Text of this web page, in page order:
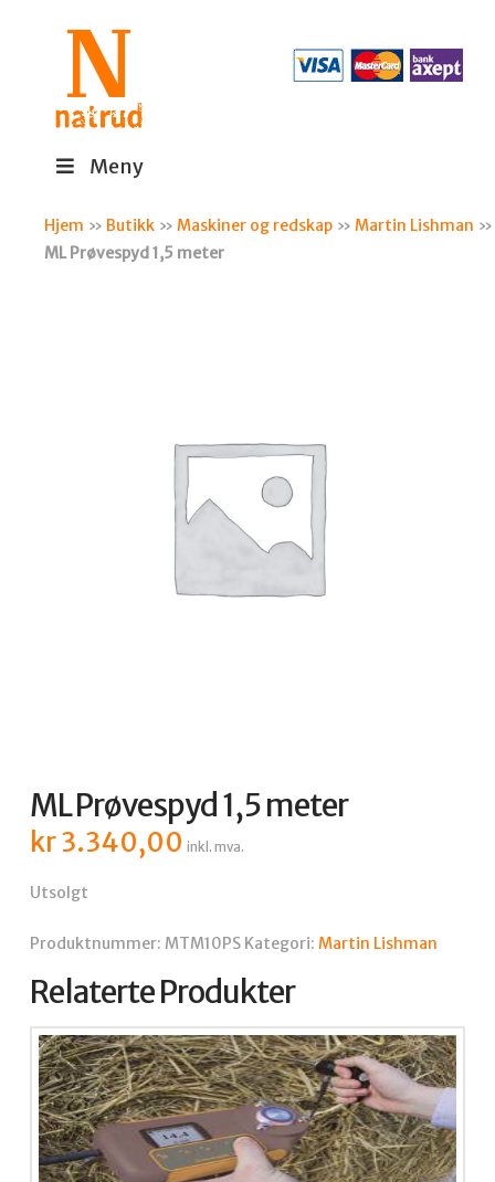
Meny
Hjem » Butikk »Maskiner og redskap »Martin Lishman »
ML Prøvespyd 1,5 meter
ML Prøvespyd 1,5 meter
kr3.340,00 inkl. mva.
Utsolgt
Produktnummer: MTM10PS Kategori: Martin Lishman
Relaterte Produkter